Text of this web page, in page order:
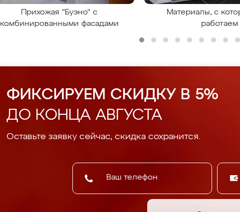
Прихожая "Буэно" с
комбинированными фасадами
Материалы, с
работаем
ФИКСИРУЕМ СКИДКУ В 5%
ДО КОНЦА АВГУСТА
Оставьте заявку сейчас, скидка сохранится.